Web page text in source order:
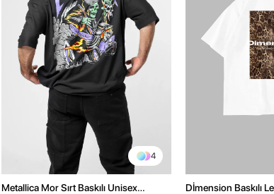
4
Metallica Mor Sırt Baskılı Unisex
Dİmension Baskılı